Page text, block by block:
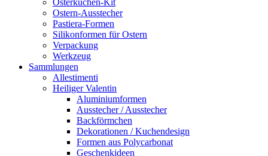
Osterkuchen-Kit
Ostern-Ausstecher
Pastiera-Formen
Silikonformen für Ostern
Verpackung
Werkzeug
Sammlungen
Allestimenti
Heiliger Valentin
Aluminiumformen
Ausstecher / Ausstecher
Backförmchen
Dekorationen / Kuchendesign
Formen aus Polycarbonat
Geschenkideen